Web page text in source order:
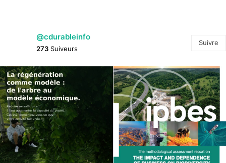
@cdurableinfo
273 Suiveurs
Suivre